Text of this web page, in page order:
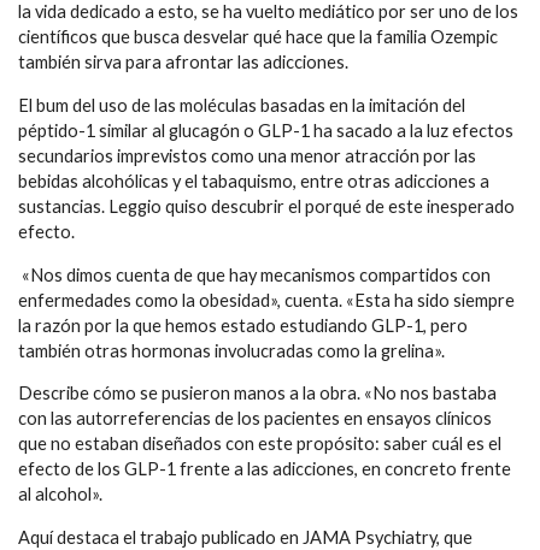
la vida dedicado a esto, se ha vuelto mediático por ser uno de los
científicos que busca desvelar qué hace que la familia Ozempic
también sirva para afrontar las adicciones.
El bum del uso de las moléculas basadas en la imitación del
péptido-1 similar al glucagón o GLP-1 ha sacado a la luz efectos
secundarios imprevistos como una menor atracción por las
bebidas alcohólicas y el tabaquismo, entre otras adicciones a
sustancias. Leggio quiso descubrir el porqué de este inesperado
efecto.
«Nos dimos cuenta de que hay mecanismos compartidos con
enfermedades como la obesidad», cuenta. «Esta ha sido siempre
la razón por la que hemos estado estudiando GLP-1, pero
también otras hormonas involucradas como la grelina».
Describe cómo se pusieron manos a la obra. «No nos bastaba
con las autorreferencias de los pacientes en ensayos clínicos
que no estaban diseñados con este propósito: saber cuál es el
efecto de los GLP-1 frente a las adicciones, en concreto frente
al alcohol».
Aquí destaca el trabajo publicado en JAMA Psychiatry, que